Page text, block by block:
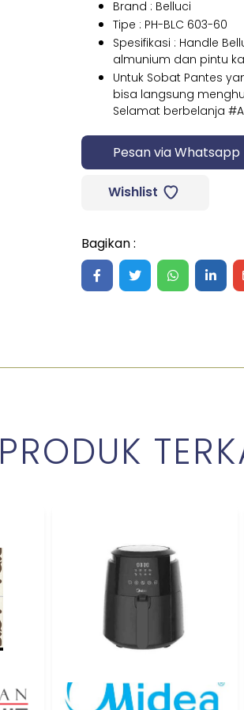
Brand : Belluci
Tipe : PH-BLC 603-60
Spesifikasi : Handle
almunium dan pintu
Untuk Sobat Pantes
bisa langsung
Selamat berbelanja
Pesan via Whatsapp
Wishlist
Bagikan :
Share on Facebook
Share on Twitter
Share on
PRODUK